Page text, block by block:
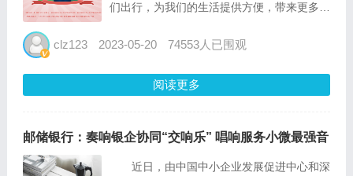
们出行，为我们的生活提供方便，带来更多美
足车主各项需求，为...
clz123 2023-05-20 74553人已围观
阅读更多
邮储银行：奏响银企协同“交响乐” 唱响服务小微最强音
近日，由中国中小企业发展促进中心和深